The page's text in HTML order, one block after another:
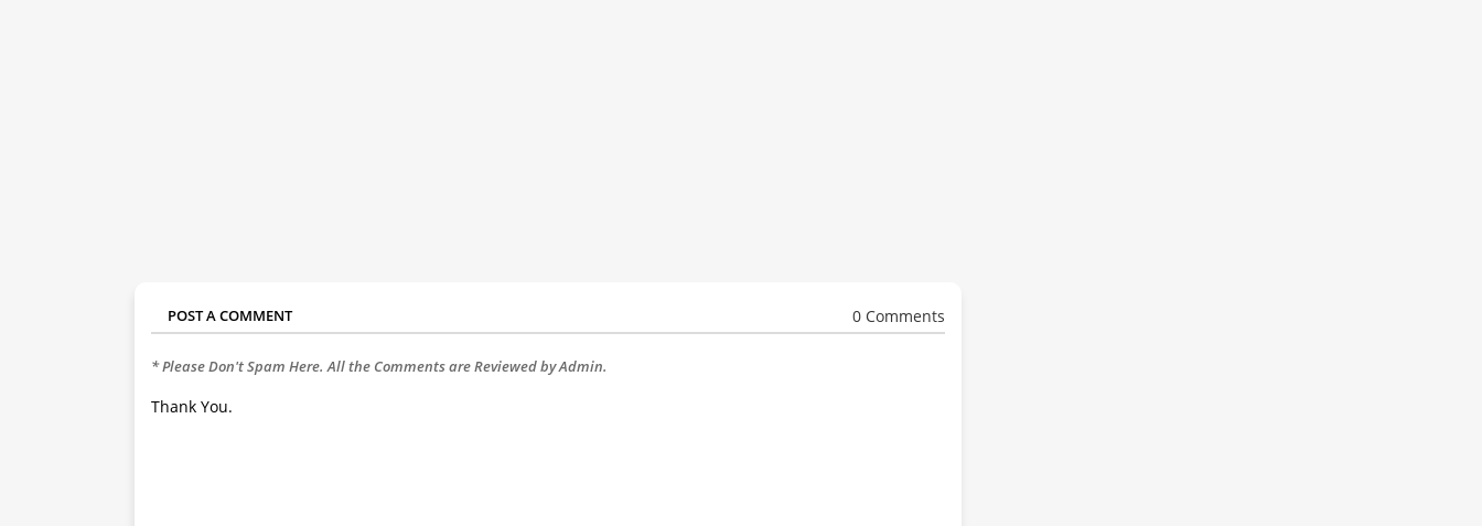
POST A COMMENT 0 Comments
* Please Don't Spam Here. All the Comments are Reviewed by Admin.
Thank You.